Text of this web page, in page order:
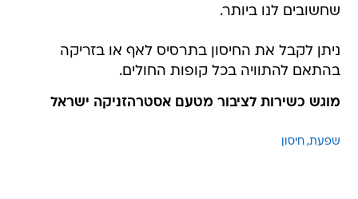
שחשובים לנו ביותר.
ניתן לקבל את החיסון בתרסיס לאף או בזריקה
בהתאם להתוויה בכל קופות החולים.
מוגש כשירות לציבור מטעם אסטרהזניקה ישראל
שפעת חיסון